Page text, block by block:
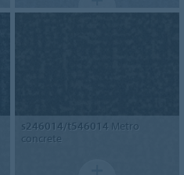
s246014/t546014 Metro
concrete